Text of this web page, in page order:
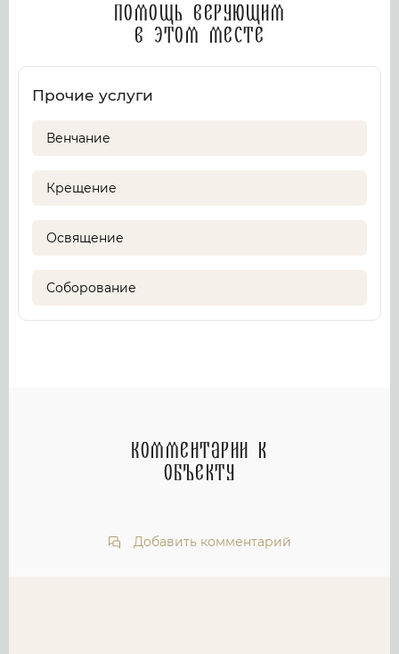
Помощь верующим
в этом месте
Прочие услуги
Венчание
Крещение
Освящение
Соборование
Комментарии к
объекту
Добавить комментарий